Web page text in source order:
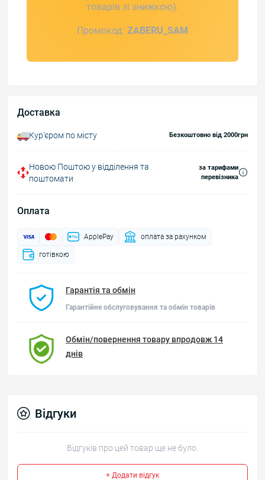
товарів зі знижкою).
Промокод: ZABERU_SAM
Доставка
Курʼєром по місту Безкоштовно від 2000грн
Новою Поштою у відділення та
поштомати
за тарифами
перевізника
Оплата
ApplePay оплата за рахунком
готівкою
Гарантія та обмін
Гарантійне обслуговування та обмін товарів
Обмін/повернення товару впродовж 14
днів
Відгуки
Відгуків про цей товар ще не було.
+ Додати відгук